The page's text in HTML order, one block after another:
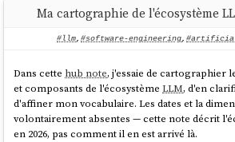
Ma cartographie de l'écosystème
#llm, #software-engineering,
Dans cette hub note, j'essaie de cartographier
et composants de l'écosystèmeLLM, d'en
d'affiner mon vocabulaire. Les dates et la
volontairement absentes — cette note décrit
en 2026, pas comment il en est arrivé là.